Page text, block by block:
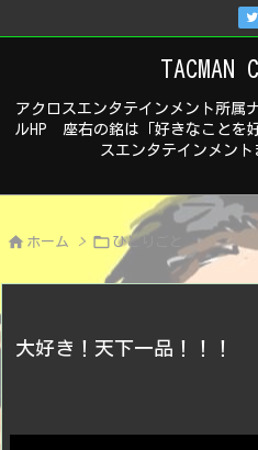
TACMAN
アクロスエンタテインメント所属
ルHP 座右の銘は「好きなことを
スエンタテインメント
 ホーム >  ひとりごと
大好き！天下一品！！！